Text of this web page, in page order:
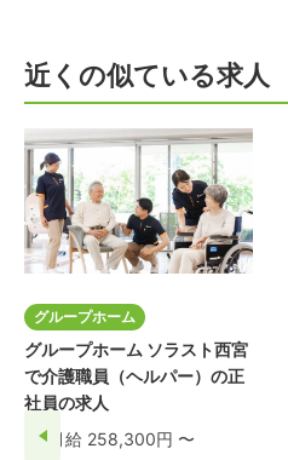
近くの似ている求人
グループホーム
グループホーム ソラスト西宮
で介護職員（ヘルパー）の正
社員の求人
月給 258,300円 〜